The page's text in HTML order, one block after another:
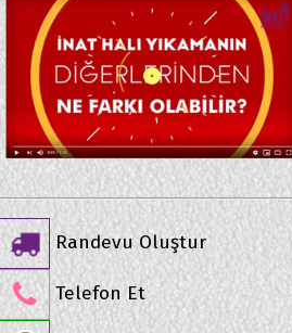
Randevu Oluştur
Telefon Et